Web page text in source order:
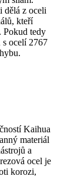
dělá z oceli
kteří
Pokud tedy
s ocelí 2767
Kaihua
materiál
a
ocel je
korozi,